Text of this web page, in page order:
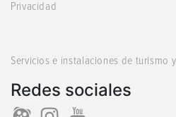
Privacidad
Servicios e instalaciones de turismo
Redes sociales